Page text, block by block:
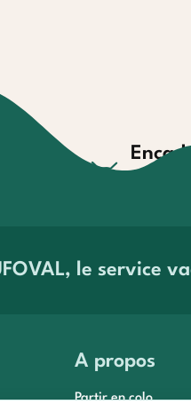
le service
A propos
Partir en colo